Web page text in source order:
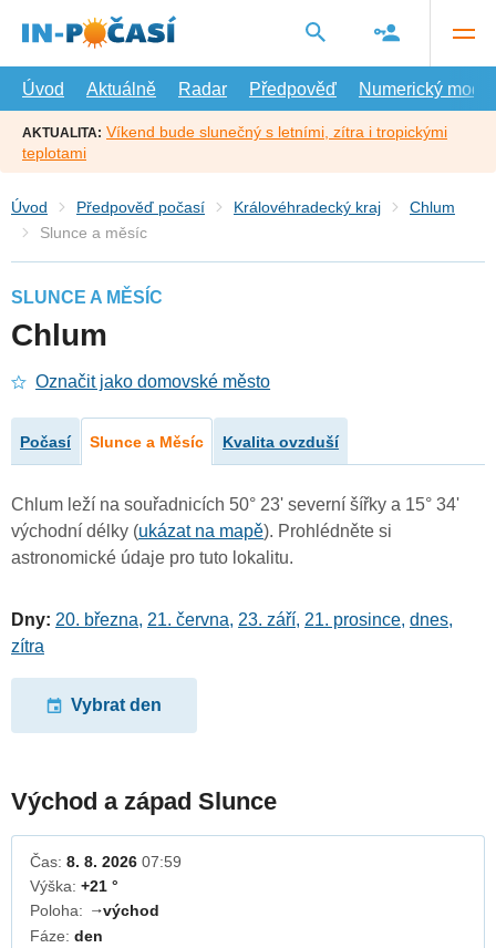
hlavní
Úvod
Aktuálně Radar Předpověď Numerický model
AKTUALITA: Víkend bude slunečný s letními, zítra i tropickými
teplotami
Úvod Předpověď počasí Královéhradecký kraj
Chlum
Slunce a měsíc
SLUNCE A MĚSÍC
Chlum
Označit jako domovské město
Počasí Slunce a Měsíc Kvalita ovzduší
Chlum leží na souřadnicích 50° 23' severní šířky a 15° 34'
východní délky (ukázat na mapě). Prohlédněte si
astronomické údaje pro tuto lokalitu.
Dny: 20. března, 21. června, 23. září, 21. prosince, dnes,
zítra
Vybrat den
Východ a západ Slunce
Čas: 8. 8. 2026 07:59
Výška: +21 °
Poloha:
↓východ
Fáze: den